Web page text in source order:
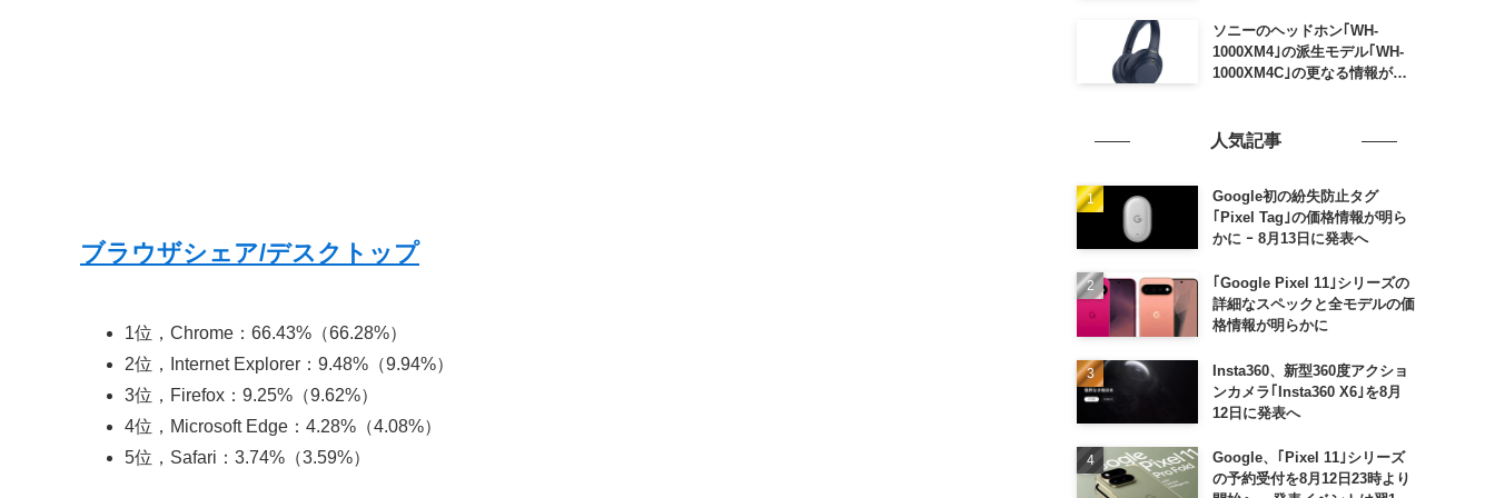
ブラウザシェア/デスクトップ
1位，Chrome：66.43%（66.28%）
2位，Internet Explorer：9.48%（9.94%）
3位，Firefox：9.25%（9.62%）
4位，Microsoft Edge：4.28%（4.08%）
5位，Safari：3.74%（3.59%）
ソニーのヘッドホン｢WH-
1000XM4｣の派生モデル｢WH-
1000XM4C｣の更なる情報が明
人気記事
Google初の紛失防止タグ
｢Pixel Tag｣の価格情報が明ら
かに ｰ 8月13日に発表へ
｢Google Pixel 11｣シリーズの
詳細なスペックと全モデルの価
格情報が明らかに
Insta360、新型360度アクショ
ンカメラ｢Insta360 X6｣を8月
12日に発表へ
Google、｢Pixel 11｣シリーズ
の予約受付を8月12日23時より